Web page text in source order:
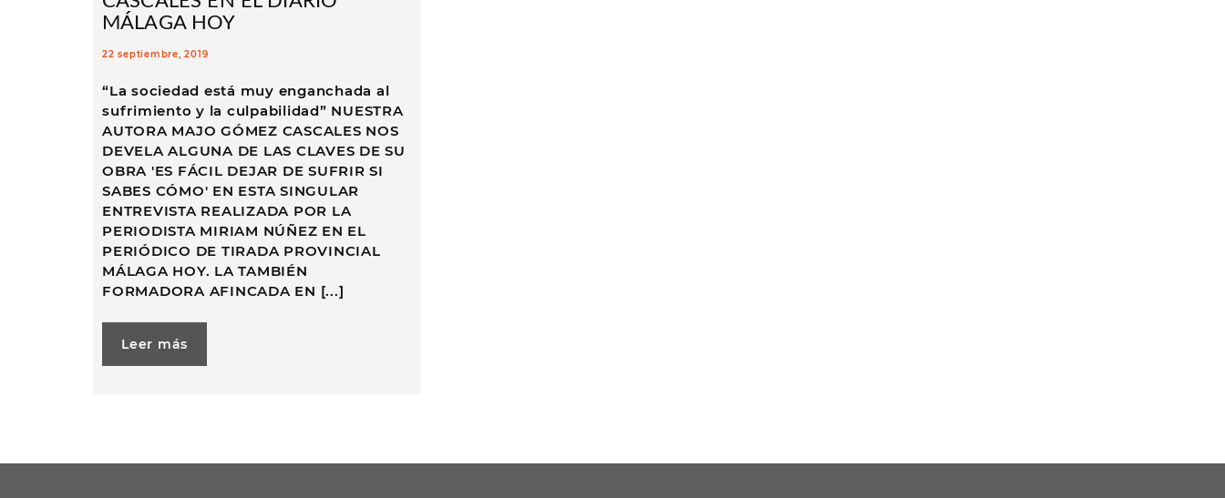
MÁLAGA HOY
22 septiembre, 2019
“La sociedad está muy enganchada al
sufrimiento y la culpabilidad” NUESTRA
AUTORA MAJO GÓMEZ CASCALES NOS
DEVELA ALGUNA DE LAS CLAVES DE SU
OBRA 'ES FÁCIL DEJAR DE SUFRIR SI
SABES CÓMO' EN ESTA SINGULAR
ENTREVISTA REALIZADA POR LA
PERIODISTA MIRIAM NÚÑEZ EN EL
PERIÓDICO DE TIRADA PROVINCIAL
MÁLAGA HOY. LA TAMBIÉN
FORMADORA AFINCADA EN [...]
Leer más